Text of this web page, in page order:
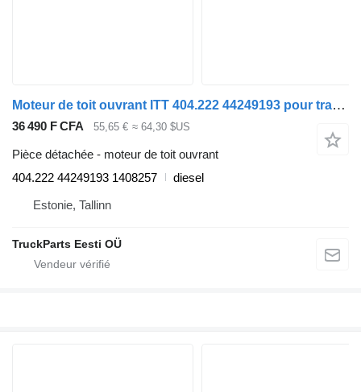
Moteur de toit ouvrant ITT 404.222 44249193 pour tracteur routier Scania 4-series (1995-2006)
36 490 F CFA 55,65 € ≈ 64,30 $US
Pièce détachée - moteur de toit ouvrant
404.222 44249193 1408257
diesel
Estonie, Tallinn
TruckParts Eesti OÜ